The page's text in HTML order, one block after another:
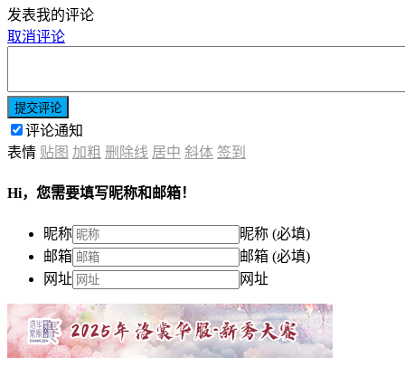
发表我的评论
取消评论
提交评论
评论通知
表情 贴图 加粗 删除线 居中 斜体 签到
Hi，您需要填写昵称和邮箱！
昵称
昵称 (必填)
邮箱
邮箱 (必填)
网址
网址